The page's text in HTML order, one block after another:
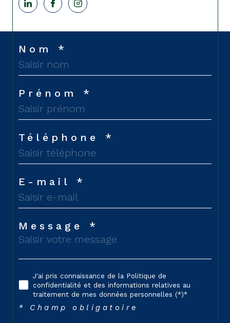
Nom *
Prénom *
Téléphone *
E-mail *
Message *
J'ai pris connaissance de la Politique de
confidentialité et des informations relatives au
traitement de mes données personnelles (*)*
* Champ obligatoire